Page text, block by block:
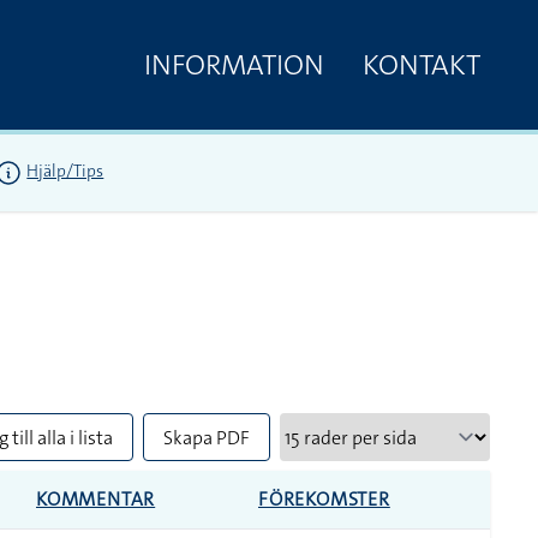
INFORMATION KONTAKT
Hjälp/Tips
till alla i lista Skapa PDF
KOMMENTAR FÖREKOMSTER